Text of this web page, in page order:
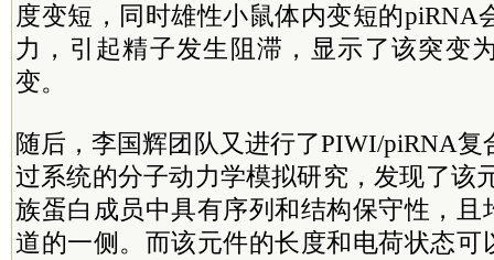
度变短，同时雄性小鼠体内变短的piRNA
力，引起精子发生阻滞，显示了该突变
变。
随后，李国辉团队又进行了PIWI/piRNA复
过系统的分子动力学模拟研究，发现了该
族蛋白成员中具有序列和结构保守性，且
道的一侧。而该元件的长度和电荷状态可